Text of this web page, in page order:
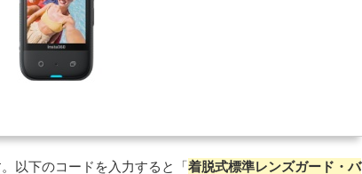
以下のコードを入力すると「着脱式標準レンズガード・バ